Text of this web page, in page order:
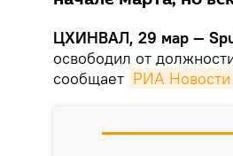
ЦХИНВАЛ, 29 мар —
освободил от
сообщает РИА Новости